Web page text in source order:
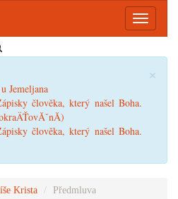
Toggle
×
Jemeljana
člověka, který našel Boha.
člověka, který našel Boha.
Krista Předmluva